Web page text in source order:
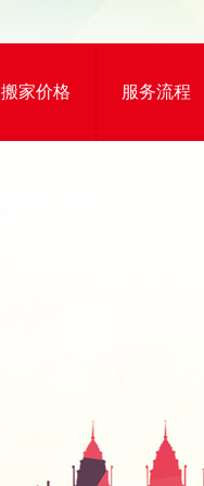
搬家价格 服务流程